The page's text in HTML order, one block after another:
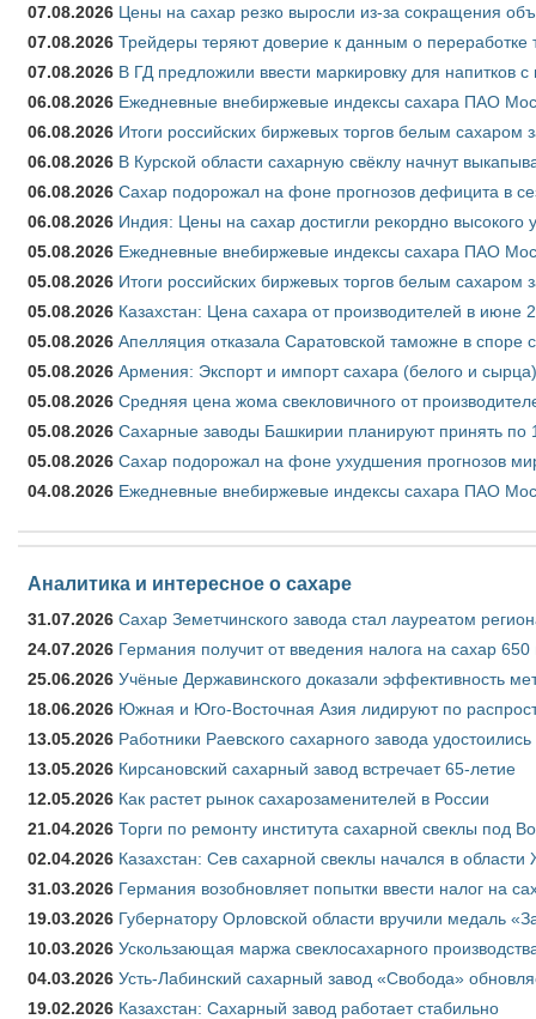
07.08.2026 Цены на сахар резко выросли из-за сокращения
07.08.2026 Трейдеры теряют доверие к данным о переработке
07.08.2026 В ГД предложили ввести маркировку для напитков
06.08.2026 Ежедневные внебиржевые индексы сахара ПАО
06.08.2026 Итоги российских биржевых торгов белым сахаром
06.08.2026 В Курской области сахарную свёклу начнут
06.08.2026 Сахар подорожал на фоне прогнозов дефицита в
06.08.2026 Индия: Цены на сахар достигли рекордно высокого
05.08.2026 Ежедневные внебиржевые индексы сахара ПАО
05.08.2026 Итоги российских биржевых торгов белым сахаром
05.08.2026 Казахстан: Цена сахара от производителей в июне
05.08.2026 Апелляция отказала Саратовской таможне в
05.08.2026 Армения: Экспорт и импорт сахара (белого и
05.08.2026 Средняя цена жома свекловичного от
05.08.2026 Сахарные заводы Башкирии планируют принять по
05.08.2026 Сахар подорожал на фоне ухудшения прогнозов
04.08.2026 Ежедневные внебиржевые индексы сахара ПАО
Аналитика и интересное о сахаре
31.07.2026 Сахар Земетчинского завода стал лауреатом
24.07.2026 Германия получит от введения налога на сахар
25.06.2026 Учёные Державинского доказали эффективность
18.06.2026 Южная и Юго-Восточная Азия лидируют по
13.05.2026 Работники Раевского сахарного завода удостоились
13.05.2026 Кирсановский сахарный завод встречает 65-летие
12.05.2026 Как растет рынок сахарозаменителей в России
21.04.2026 Торги по ремонту института сахарной свеклы под
02.04.2026 Казахстан: Сев сахарной свеклы начался в области
31.03.2026 Германия возобновляет попытки ввести налог на
19.03.2026 Губернатору Орловской области вручили медаль
10.03.2026 Ускользающая маржа свеклосахарного
04.03.2026 Усть-Лабинский сахарный завод «Свобода»
19.02.2026 Казахстан: Сахарный завод работает стабильно